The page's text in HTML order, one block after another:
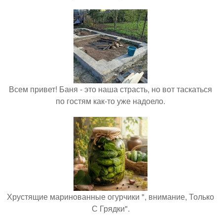
Всем привет! Баня - это наша страсть, но вот таскаться
по гостям как-то уже надоело.
Хрустящие маринованные огурчики ", внимание, Только
С Грядки".